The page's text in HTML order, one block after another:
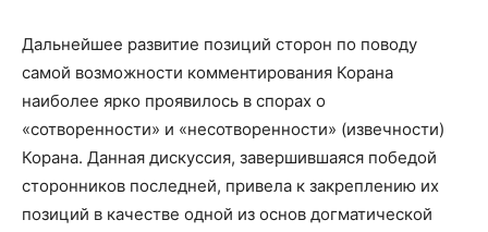
Дальнейшее развитие позиций сторон по поводу
самой возможности комментирования Корана
наиболее ярко проявилось в спорах о
«сотворенности» и «несотворенности» (извечности)
Корана. Данная дискуссия, завершившаяся победой
сторонников последней, привела к закреплению их
позиций в качестве одной из основ догматической